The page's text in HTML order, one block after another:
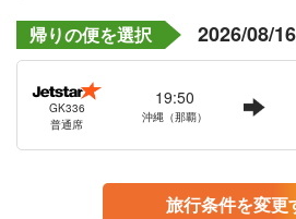
帰りの便を選択 2026/08/
GK336
普通席
19:50
沖縄（那覇）
旅行条件を変更